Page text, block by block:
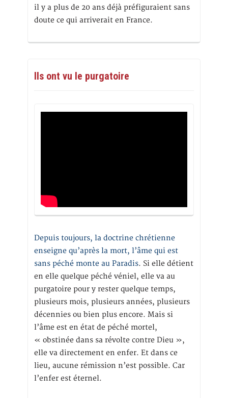
il y a plus de 20 ans déjà préfiguraient sans
doute ce qui arriverait en France.
Ils ont vu le purgatoire
Depuis toujours, la doctrine chrétienne
enseigne qu’après la mort, l’âme qui est
sans péché monte au Paradis. Si elle détient
en elle quelque péché véniel, elle va au
purgatoire pour y rester quelque temps,
plusieurs mois, plusieurs années, plusieurs
décennies ou bien plus encore. Mais si
l’âme est en état de péché mortel,
« obstinée dans sa révolte contre Dieu »,
elle va directement en enfer. Et dans ce
lieu, aucune rémission n’est possible. Car
l’enfer est éternel.